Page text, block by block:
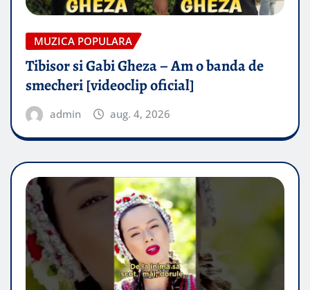
MUZICA POPULARA
Tibisor si Gabi Gheza – Am o banda de
smecheri [videoclip oficial]
admin aug. 4, 2026